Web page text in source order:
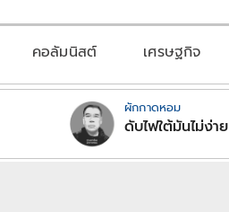
คอลัมนิสต์ เศรษฐกิจ
ผักกาดหอม
ดับไฟใต้มันไม่ง่าย